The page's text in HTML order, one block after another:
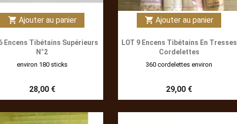
shopping_cart Ajouter au panier
Encens Tibétains Supérieurs
N°2
environ 180 sticks
28,00 €
shopping_cart Ajouter au panier
LOT 9 Encens Tibétains En Tresses
Cordelettes
360 cordelettes environ
29,00 €